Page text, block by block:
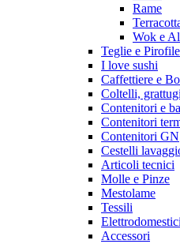
Rame
Wok e
Teglie e Pirofile
I love sushi
Caffettiere e
Coltelli,
Contenitori e
Contenitori
Contenitori GN
Cestelli
Articoli tecnici
Molle e Pinze
Mestolame
Tessili
Elettrodomestici
Accessori